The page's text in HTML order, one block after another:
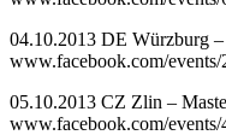
04.10.2013 DE Würzburg
www.facebook.com/events/
05.10.2013 CZ Zlin –
www.facebook.com/